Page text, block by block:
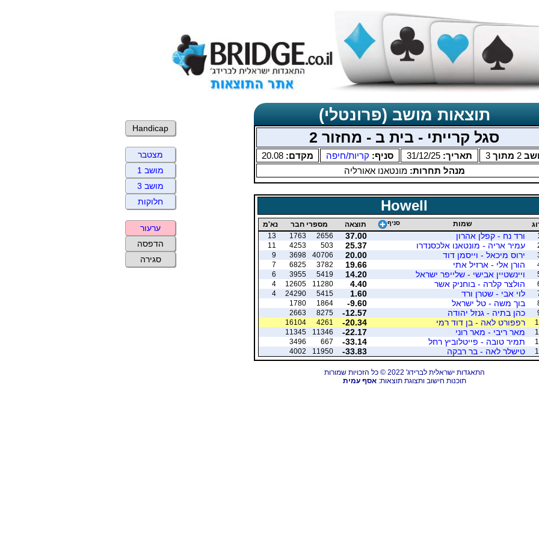
תוצאות מושב (פרונטלי)
סגל קרייתי - בית ב - מחזור 2
2 מתוך3 תאריך: 31/12/25 סניף: קריות/חיפה מקדם: 20.08
מנהל תחרות:מונטאנו אאורליה
Howell
שמות סניף תוצאה מספרי חבר
נא'מ
1
ורד נח - קפלן אהרון 37.00
2656
1763
13
עמיר אריה - מונטאנו אלכסנדרו 25.37
503
4253
11
ירוס מיכאל - וייסמן דוד 20.00
40706
3698
9
הורן אלי - ארזיל אתי 19.66
3782
6825
7
ויינשטיין אבישי - שלייפר ישראל 14.20
5419
3955
6
הולצר קלרה - בוחניק אשר 4.40
11280
12605
4
לוי אבי - שטרן ורד 1.60
5415
24290
4
בוך משה - טל ישראל -9.60
1864
1780
כהן בתיה - גנזל יהודה -12.57
8275
2663
רפפורט לאה - בן דוד רמי -20.34
4261
16104
מאר ריבי - מאר רוני -22.17
11346
11345
תמיר טובה - פייטלוביץ רחל -33.14
667
3496
טישלר לאה - בר רבקה -33.83
11950
4002
התאגדות ישראלית לברידג' 2022 © כל הזכויות שמורות
תוכנות חישוב ותצוגת תוצאות:אסף עמית
Handicap
מצטבר
מושב 1
מושב 3
חלוקות
ערעור
הדפסה
סגירה